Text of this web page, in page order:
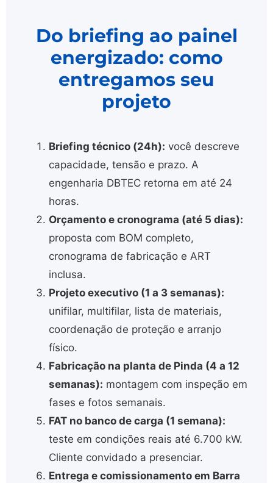
Do briefing ao painel
energizado: como
entregamos seu
projeto
Briefing técnico (24h): você descreve
capacidade, tensão e prazo. A
engenharia DBTEC retorna em até 24
horas.
Orçamento e cronograma (até 5 dias):
proposta com BOM completo,
cronograma de fabricação e ART
inclusa.
Projeto executivo (1 a 3 semanas):
unifilar, multifilar, lista de materiais,
coordenação de proteção e arranjo
físico.
Fabricação na planta de Pinda (4 a 12
semanas): montagem com inspeção em
fases e fotos semanais.
FAT no banco de carga (1 semana):
teste em condições reais até 6.700 kW.
Cliente convidado a presenciar.
Entrega e comissionamento em Barra